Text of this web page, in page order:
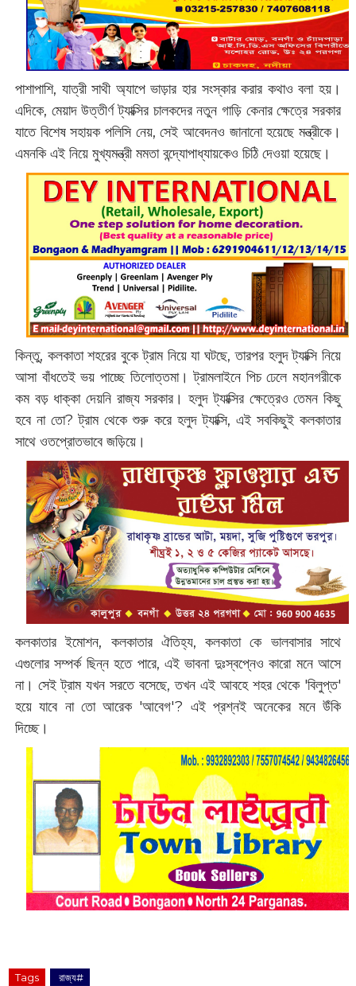
পাশাপাশি, যাত্রী সাথী অ্যাপে ভাড়ার হার সংস্কার করার কথাও বলা হয়।
এদিকে, মেয়াদ উত্তীর্ণ ট্যাক্সির চালকদের নতুন গাড়ি কেনার ক্ষেত্রে সরকার
যাতে বিশেষ সহায়ক পলিসি নেয়, সেই আবেদনও জানানো হয়েছে মন্ত্রীকে।
এমনকি এই নিয়ে মুখ্যমন্ত্রী মমতা বন্দ্যোপাধ্যায়কেও চিঠি দেওয়া হয়েছে।
কিন্তু, কলকাতা শহরের বুকে ট্রাম নিয়ে যা ঘটছে, তারপর হলুদ ট্যাক্সি নিয়ে
আসা বাঁধতেই ভয় পাচ্ছে তিলোত্তমা। ট্রামলাইনে পিচ ঢেলে মহানগরীকে
কম বড় ধাক্কা দেয়নি রাজ্য সরকার। হলুদ ট্যাক্সির ক্ষেত্রেও তেমন কিছু
হবে না তো? ট্রাম থেকে শুরু করে হলুদ ট্যাক্সি, এই সবকিছুই কলকাতার
সাথে ওতপ্রোতভাবে জড়িয়ে।
কলকাতার ইমোশন, কলকাতার ঐতিহ্য, কলকাতা কে ভালবাসার সাথে
এগুলোর সম্পর্ক ছিন্ন হতে পারে, এই ভাবনা দুঃস্বপ্নেও কারো মনে আসে
না। সেই ট্রাম যখন সরতে বসেছে, তখন এই আবহে শহর থেকে 'বিলুপ্ত'
হয়ে যাবে না তো আরেক 'আবেগ'? এই প্রশ্নই অনেকের মনে উঁকি
দিচ্ছে।‌‌
Tags ‌ রাজ্য#